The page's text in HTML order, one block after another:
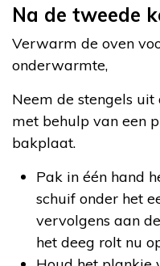
Na de tweede
Verwarm de oven
onderwarmte,
Neem de stengels
met behulp van een
bakplaat.
Pak in één hand
schuif onder het
vervolgens aan
het deeg rolt nu